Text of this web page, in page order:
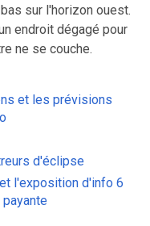
sur l'horizon ouest.
endroit dégagé pour
ne se couche.
et les prévisions
d'éclipse
l'exposition d'info 6